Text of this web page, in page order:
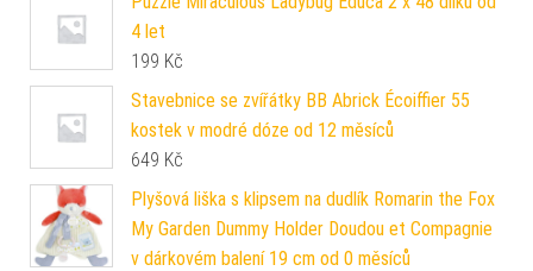
4 let
199 Kč
Stavebnice se zvířátky BB Abrick Écoiffier 55
kostek v modré dóze od 12 měsíců
649 Kč
Plyšová liška s klipsem na dudlík Romarin the Fox
My Garden Dummy Holder Doudou et Compagnie
v dárkovém balení 19 cm od 0 měsíců